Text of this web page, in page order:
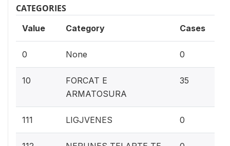
CATEGORIES
Value Category Cases
0 None 0
10
FORCAT E
ARMATOSURA
35
111 LIGJVENES 0